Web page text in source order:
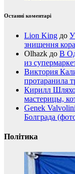
Останні коментарі
Lion King до
знищення
Olhazk до В
из
Виктория
протаранила
Кирилл
мастерицы,
Genek Valvolini
Болграда
Політика